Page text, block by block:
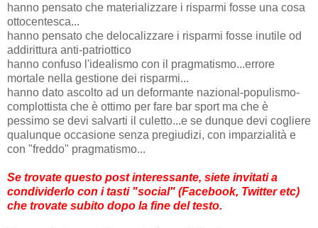
hanno pensato che materializzare i risparmi fosse una cosa
ottocentesca...
hanno pensato che delocalizzare i risparmi fosse inutile od
addirittura anti-patriottico
hanno confuso l'idealismo con il pragmatismo...errore
mortale nella gestione dei risparmi...
hanno dato ascolto ad un deformante nazional-populismo-
complottista che è ottimo per fare bar sport ma che è
pessimo se devi salvarti il culetto...e se dunque devi cogliere
qualunque occasione senza pregiudizi, con imparzialità e
con "freddo" pragmatismo...
Se trovate questo post interessante, siete invitati a
condividerlo con i tasti "social" (Facebook, Twitter etc)
che trovate subito dopo la fine del testo.